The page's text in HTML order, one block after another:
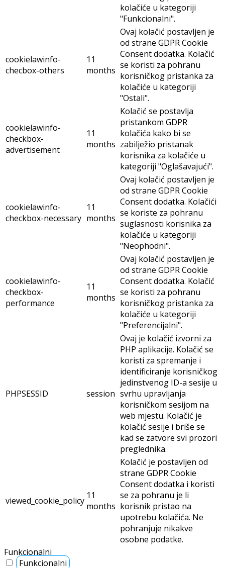
kolačiće u kategoriji
"Funkcionalni".
cookielawinfo-
checbox-others
11
months
Ovaj kolačić postavljen je
od strane GDPR Cookie
Consent dodatka. Kolačić
se koristi za pohranu
korisničkog pristanka za
kolačiće u kategoriji
"Ostali".
cookielawinfo-
checkbox-
advertisement
11
months
Kolačić se postavlja
pristankom GDPR
kolačića kako bi se
zabilježio pristanak
korisnika za kolačiće u
kategoriji "Oglašavajući".
cookielawinfo-
checkbox-necessary
11
months
Ovaj kolačić postavljen je
od strane GDPR Cookie
Consent dodatka. Kolačići
se koriste za pohranu
suglasnosti korisnika za
kolačiće u kategoriji
"Neophodni".
cookielawinfo-
checkbox-
performance
11
months
Ovaj kolačić postavljen je
od strane GDPR Cookie
Consent dodatka. Kolačić
se koristi za pohranu
korisničkog pristanka za
kolačiće u kategoriji
"Preferencijalni".
PHPSESSID session
Ovaj je kolačić izvorni za
PHP aplikacije. Kolačić se
koristi za spremanje i
identificiranje korisničkog
jedinstvenog ID-a sesije u
svrhu upravljanja
korisničkom sesijom na
web mjestu. Kolačić je
kolačić sesije i briše se
kad se zatvore svi prozori
preglednika.
viewed_cookie_policy 11
months
Kolačić je postavljen od
strane GDPR Cookie
Consent dodatka i koristi
se za pohranu je li
korisnik pristao na
upotrebu kolačića. Ne
pohranjuje nikakve
osobne podatke.
Funkcionalni
Funkcionalni